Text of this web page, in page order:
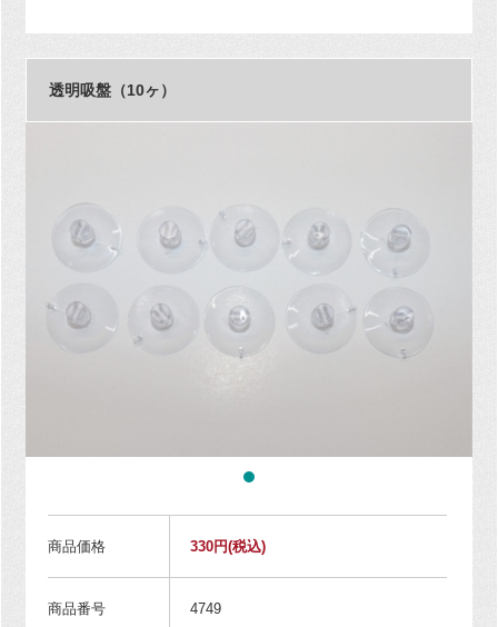
透明吸盤（10ヶ）
商品価格 330円(税込)
商品番号 4749